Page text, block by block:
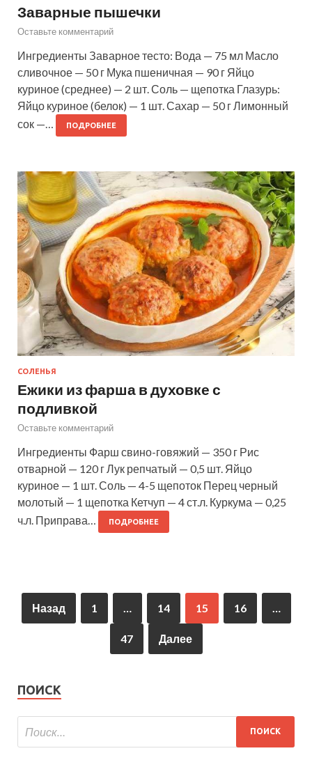
Заварные пышечки
Оставьте комментарий
Ингредиенты Заварное тесто: Вода — 75 мл Масло
сливочное — 50 г Мука пшеничная — 90 г Яйцо
куриное (среднее) — 2 шт. Соль — щепотка Глазурь:
Яйцо куриное (белок) — 1 шт. Сахар — 50 г Лимонный
сок —…
ПОДРОБНЕЕ
СОЛЕНЬЯ
Ежики из фарша в духовке с
подливкой
Оставьте комментарий
Ингредиенты Фарш свино-говяжий — 350 г Рис
отварной — 120 г Лук репчатый — 0,5 шт. Яйцо
куриное — 1 шт. Соль — 4-5 щепоток Перец черный
молотый — 1 щепотка Кетчуп — 4 ст.л. Куркума — 0,25
ч.л. Приправа…
ПОДРОБНЕЕ
Назад 1 … 14 15 16 …
47 Далее
ПОИСК